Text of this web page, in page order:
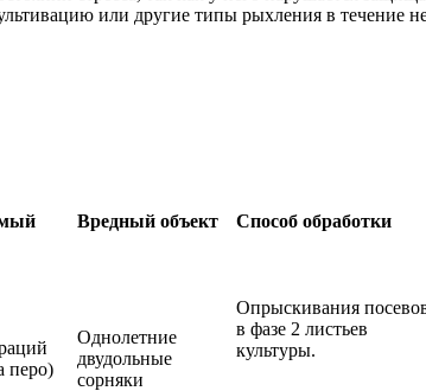
или другие типы рыхления в течение
Вредный объект Способ обработки
перо)
Однолетние
двудольные
сорняки
Опрыскивания
в фазе 2 листьев
культуры.